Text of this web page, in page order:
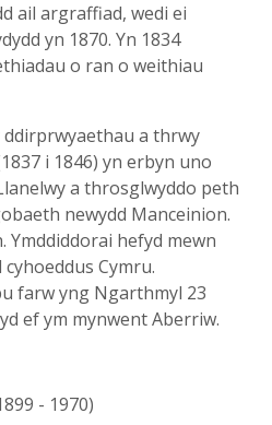
ail argraffiad, wedi ei
yn 1870. Yn 1834
o ran o weithiau
a thrwy
i 1846) yn erbyn uno
a throsglwyddo peth
newydd Manceinion.
Ymddiddorai hefyd mewn
Cymru.
farw yng Ngarthmyl 23
ef ym mynwent Aberriw.
- 1970)